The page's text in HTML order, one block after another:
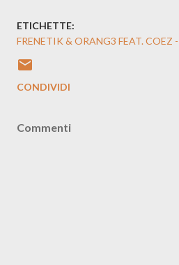
ETICHETTE:
FRENETIK & ORANG3 FEAT. COEZ
CONDIVIDI
Commenti